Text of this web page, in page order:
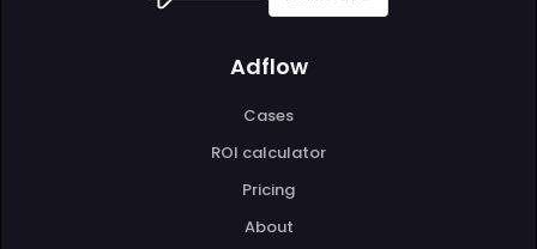
Adflow
Cases
ROI calculator
Pricing
About